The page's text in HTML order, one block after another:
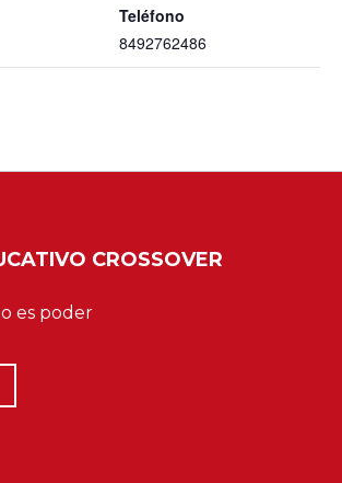
Teléfono
8492762486
CROSSOVER
es poder